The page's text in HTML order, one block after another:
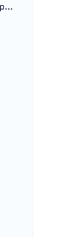
Игра Дурак на раздевание - Правила игры